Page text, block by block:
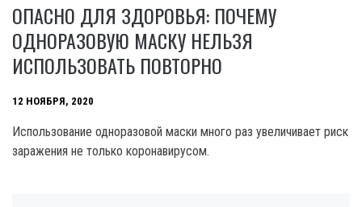
ОПАСНО ДЛЯ ЗДОРОВЬЯ: ПОЧЕМУ
ОДНОРАЗОВУЮ МАСКУ НЕЛЬЗЯ
ИСПОЛЬЗОВАТЬ ПОВТОРНО
12 НОЯБРЯ, 2020
Использование одноразовой маски много раз увеличивает риск
заражения не только коронавирусом.